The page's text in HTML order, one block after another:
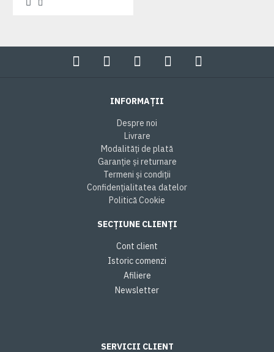
INFORMAȚII
Despre noi
Livrare
Modalități de plată
Garanție și returnare
Termeni și condiții
Confidențialitatea datelor
Politică Cookie
SECȚIUNE CLIENȚI
Cont client
Istoric comenzi
Afiliere
Newsletter
SERVICII CLIENT